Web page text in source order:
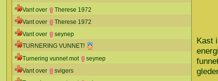
Vant over
Therese 1972
Vant over
Therese 1972
Vant over
seynep
TURNERING VUNNET!
Turnering vunnet mot
seynep
Vant over
svigers
Kast